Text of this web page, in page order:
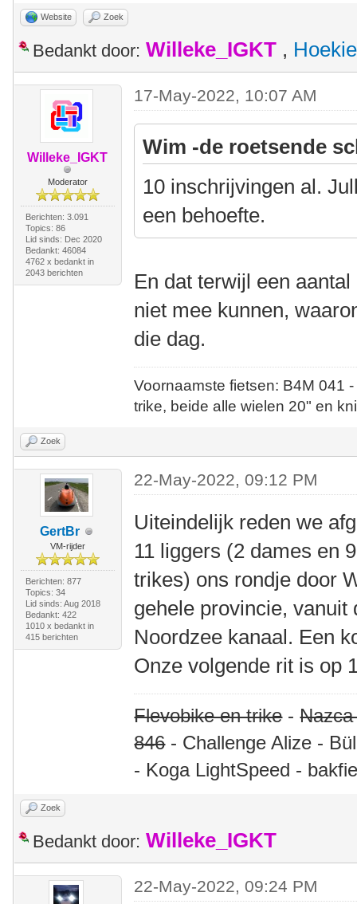
Website Zoek
Bedankt door: Willeke_IGKT , Hoekie
Willeke_IGKT
Moderator
Berichten: 3.091
Topics: 86
Lid sinds: Dec 2020
Bedankt: 46084
4762 x bedankt in
2043 berichten
17-May-2022, 10:07 AM
Wim -de roetsende
10 inschrijvingen al.
een behoefte.
En dat terwijl een
niet mee kunnen,
die dag.
Voornaamste fietsen: B4M
trike, beide alle wielen 20" en
Zoek
GertBr
VM-rijder
Berichten: 877
Topics: 34
Lid sinds: Aug 2018
Bedankt: 422
1010 x bedankt in
415 berichten
22-May-2022, 09:12 PM
Uiteindelijk reden we
11 liggers (2 dames en
trikes) ons rondje door
gehele provincie, vanuit
Noordzee kanaal. Een
Onze volgende rit is op
Flevobike en trike-
846- Challenge Alize -
- Koga LightSpeed -
Zoek
Bedankt door: Willeke_IGKT
22-May-2022, 09:24 PM